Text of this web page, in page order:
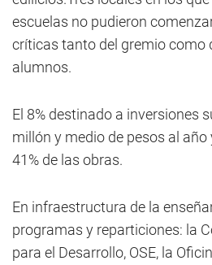
escuelas no pudieron
críticas tanto del gremio como
alumnos.
El 8% destinado a inversiones
millón y medio de pesos al año
41% de las obras.
En infraestructura de la
programas y reparticiones: la
para el Desarrollo, OSE, la